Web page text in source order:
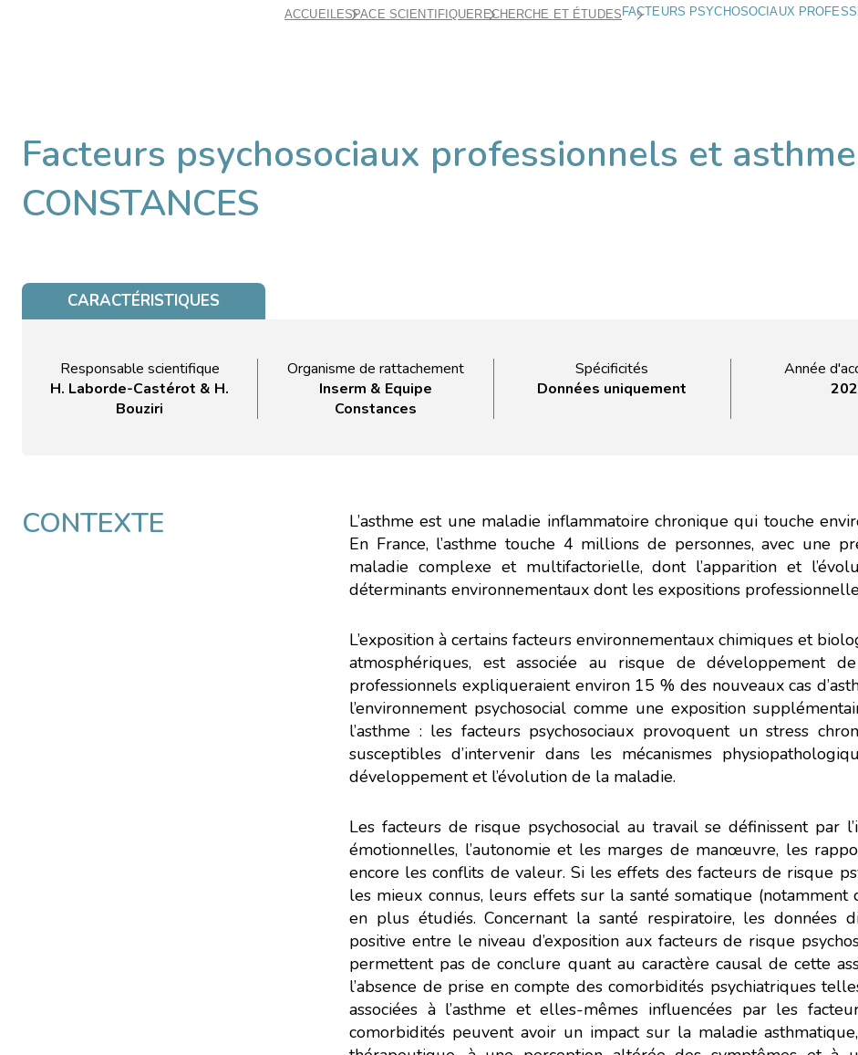
ACCUEILESPACE SCIENTIFIQUE RECHERCHE ET ÉTUDES
Facteurs psychosociaux professionnels et
CONSTANCES
CARACTÉRISTIQUES
Responsable scientifique
H. Laborde-Castérot & H.
Bouziri
Organisme de rattachement
Inserm & Equipe
Constances
Spécificités
Données uniquement
Année
CONTEXTE
L’asthme est une maladie inflammatoire chronique qui touche
En France, l’asthme touche 4 millions de personnes, avec une
maladie complexe et multifactorielle, dont l’apparition et
déterminants environnementaux dont les expositions
L’exposition à certains facteurs environnementaux chimiques et
atmosphériques, est associée au risque de développement
professionnels expliqueraient environ 15 % des nouveaux cas
l’environnement psychosocial comme une exposition
l’asthme : les facteurs psychosociaux provoquent un stress
susceptibles d’intervenir dans les mécanismes
développement et l’évolution de la maladie.
Les facteurs de risque psychosocial au travail se définissent par
émotionnelles, l’autonomie et les marges de manœuvre, les
encore les conflits de valeur. Si les effets des facteurs de risque
les mieux connus, leurs effets sur la santé somatique
en plus étudiés. Concernant la santé respiratoire, les données
positive entre le niveau d’exposition aux facteurs de risque
permettent pas de conclure quant au caractère causal de cette
l’absence de prise en compte des comorbidités psychiatriques
associées à l’asthme et elles-mêmes influencées par les
comorbidités peuvent avoir un impact sur la maladie